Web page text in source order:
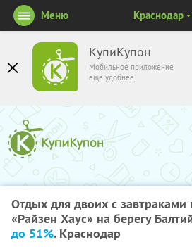
КупиКупон
Мобильное приложение
ещё удобнее
Меню Краснодар
Отдых для двоих с завтраками
«Райзен Хаус» на берегу
до 51%. Краснодар